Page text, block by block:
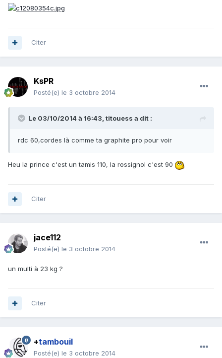
Citer
KsPR
Posté(e) le 3 octobre 2014
Le 03/10/2014 à 16:43, titouess a dit :
rdc 60,cordes là comme ta graphite pro pour voir
Heu la prince c'est un tamis 110, la rossignol c'est 90
Citer
jace112
Posté(e) le 3 octobre 2014
un multi à 23 kg ?
Citer
+tambouil
Posté(e) le 3 octobre 2014